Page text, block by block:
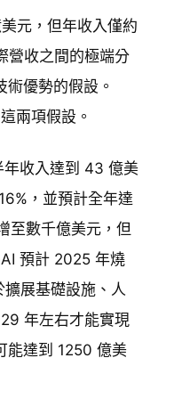
元，但年收入僅約
營收之間的極端分
優勢的假設。
兩項假設。
收入達到 43 億美
，並預計全年達
至數千億美元，但
預計 2025 年燒
展基礎設施、人
年左右才能實現
能達到 1250 億美